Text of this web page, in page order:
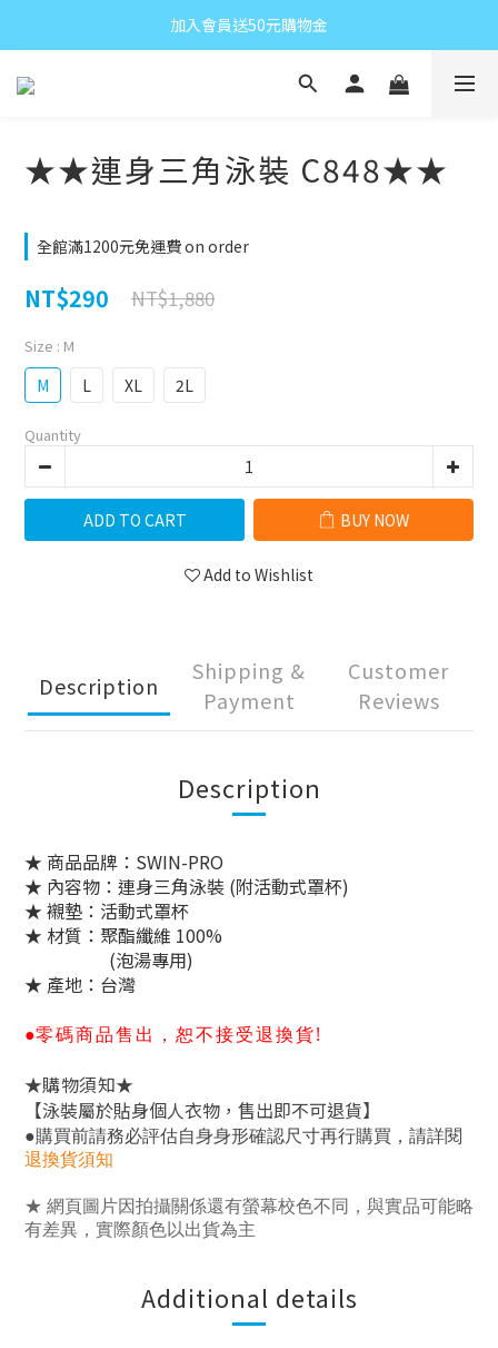
加入會員送50元購物金
★★連身三角泳裝 C848★★
全館滿1200元免運費 on order
NT$290 NT$1,880
Size : M
M L XL 2L
Quantity
ADD TO CART BUY NOW
Add to Wishlist
Description
Shipping &
Payment
Customer
Reviews
Description
★ 商品品牌：SWIN-PRO
★ 內容物：連身三角泳裝 (附活動式罩杯)
★ 襯墊：活動式罩杯
★ 材質：聚酯纖維 100%
(泡湯專用)
★ 產地：台灣
●零碼商品售出，恕不接受退換貨!
★購物須知★
【泳裝屬於貼身個人衣物，售出即不可退貨】
●購買前請務必評估自身身形確認尺寸再行購買 ， 請詳閱
退換貨須知
★ 網頁圖片因拍攝關係還有螢幕校色不同，與實品可能略
有差異，實際顏色以出貨為主
Additional details